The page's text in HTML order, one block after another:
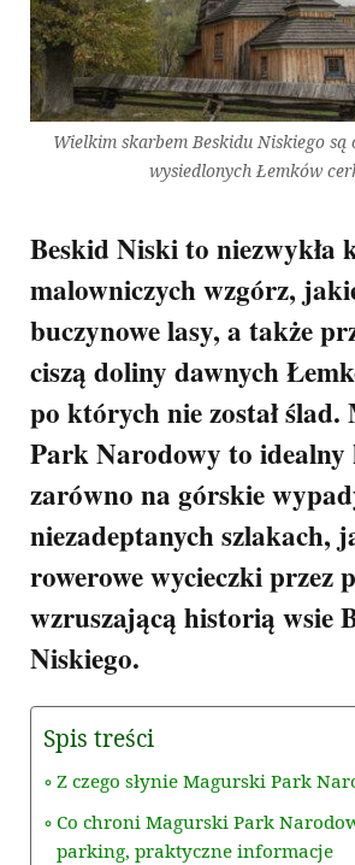
Wielkim skarbem Beskidu Niskiego są
wysiedlonych Łemków
Beskid Niski to niezwykła
malowniczych wzgórz,
buczynowe lasy, a także
ciszą doliny dawnych
po których nie został
Park Narodowy to
zarówno na górskie
niezadeptanych szlakach,
rowerowe wycieczki przez
wzruszającą historią wsie
Niskiego.
Spis treści
Z czego słynie Magurski Park
Co chroni Magurski Park
parking, praktyczne informacje